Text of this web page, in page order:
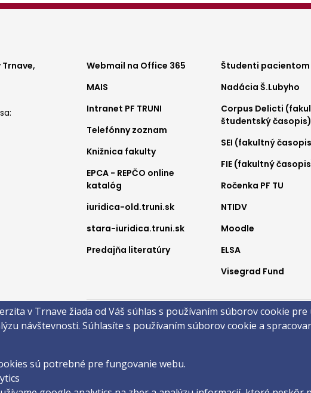
Footer
menu
1
Webmail na Office 365
MAIS
Intranet PF TRUNI
Telefónny zoznam
Knižnica fakulty
EPCA - REPČO online
katalóg
iuridica-old.truni.sk
stara-iuridica.truni.sk
Predajňa literatúry
Footer
menu
2
Študenti pacientom
Nadácia Š.Lubyho
Corpus Delicti
študentský časopis)
SEI (fakultný
FIE (fakultný
Ročenka PF TU
NTIDV
Moodle
ELSA
Visegrad Fund
Päta
Správca obsahu Technická podpora Vyhlásenie o
Created by
ActivIT s.r.o.
v Trnave žiada od Váš súhlas s používaním súborov cookie
návštevnosti. Súhlasíte s používaním súborov cookie a
sú potrebné pre fungovanie webu.